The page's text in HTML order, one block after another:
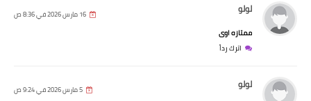
لولو 16 مارس 2026 في 8:36 ص
ممتازه اوى
اترك رداً
لولو 5 مارس 2026 في 9:24 ص